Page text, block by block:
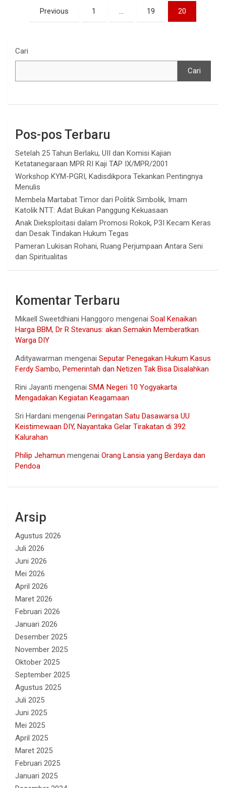
Paginasi
Previous 1 … 19 20
Cari
Cari
Pos-pos Terbaru
Setelah 25 Tahun Berlaku, UII dan Komisi Kajian
Ketatanegaraan MPR RI Kaji TAP IX/MPR/2001
Workshop KYM-PGRI, Kadisdikpora Tekankan Pentingnya
Menulis
Membela Martabat Timor dari Politik Simbolik, Imam
Katolik NTT: Adat Bukan Panggung Kekuasaan
Anak Dieksploitasi dalam Promosi Rokok, P3I Kecam Keras
dan Desak Tindakan Hukum Tegas
Pameran Lukisan Rohani, Ruang Perjumpaan Antara Seni
dan Spiritualitas
Komentar Terbaru
Mikaell Sweetdhiani Hanggoro mengenai Soal Kenaikan
Harga BBM, Dr R Stevanus: akan Semakin Memberatkan
Warga DIY
Adityawarman mengenai Seputar Penegakan Hukum Kasus
Ferdy Sambo, Pemerintah dan Netizen Tak Bisa Disalahkan
Rini Jayanti mengenai SMA Negeri 10 Yogyakarta
Mengadakan Kegiatan Keagamaan
Sri Hardani mengenai Peringatan Satu Dasawarsa UU
Keistimewaan DIY, Nayantaka Gelar Tirakatan di 392
Kalurahan
Philip Jehamun mengenai Orang Lansia yang Berdaya dan
Pendoa
Arsip
Agustus 2026
Juli 2026
Juni 2026
Mei 2026
April 2026
Maret 2026
Februari 2026
Januari 2026
Desember 2025
November 2025
Oktober 2025
September 2025
Agustus 2025
Juli 2025
Juni 2025
Mei 2025
April 2025
Maret 2025
Februari 2025
Januari 2025